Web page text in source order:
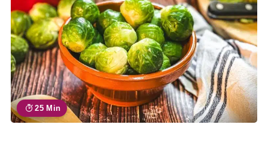
25 Min